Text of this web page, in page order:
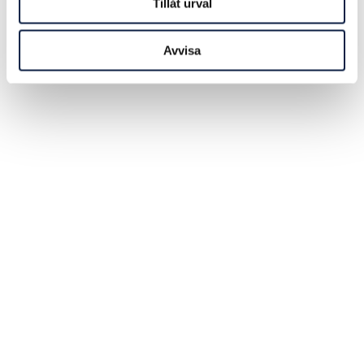
Tillåt urval
Avvisa